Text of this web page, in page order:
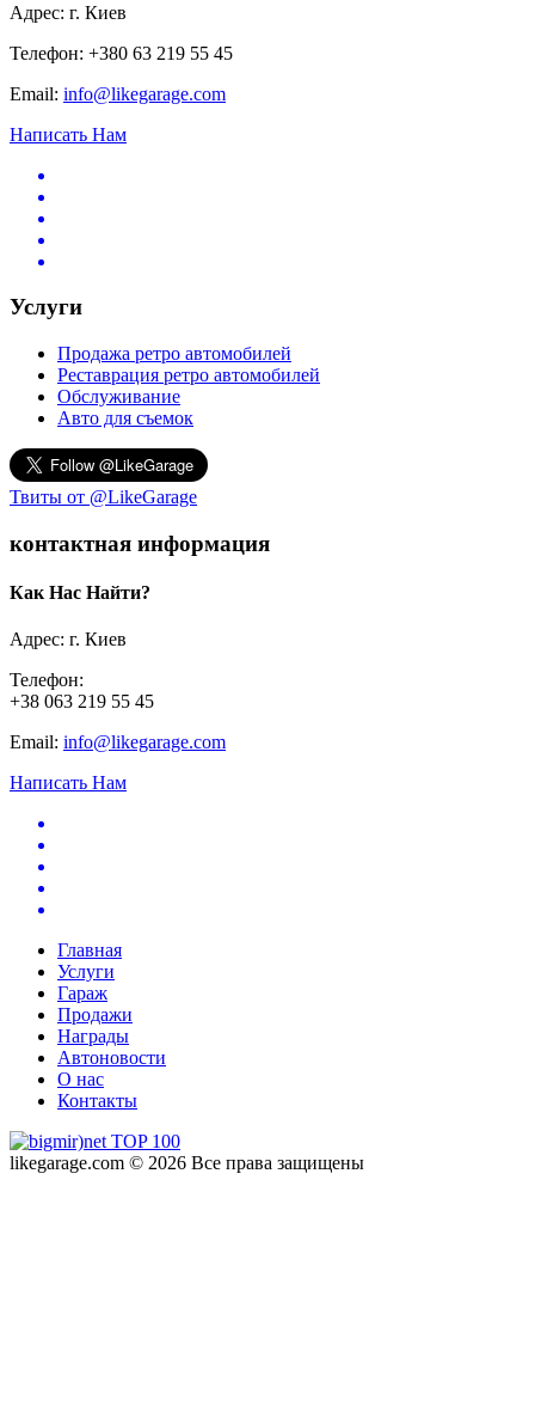
Адрес: г. Киев
Телефон: +380 63 219 55 45
Email: info@likegarage.com
Написать Нам
Услуги
Продажа ретро автомобилей
Реставрация ретро автомобилей
Обслуживание
Авто для съемок
Твиты от @LikeGarage
контактная информация
Как Нас Найти?
Адрес: г. Киев
Телефон:
+38 063 219 55 45
Email: info@likegarage.com
Написать Нам
Главная
Услуги
Гараж
Продажи
Награды
Автоновости
О нас
Контакты
likegarage.com © 2026 Все права защищены